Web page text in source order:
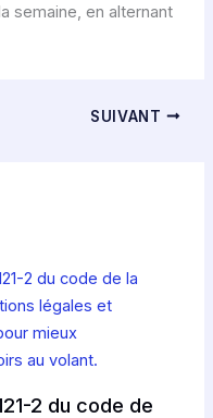
semaine, en alternant
SUIVANT
2 du code de